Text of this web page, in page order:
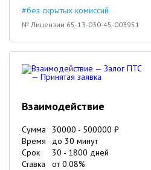
#без скрытых комиссий
№ Лицензии 65-13-030-45-003951
Взаимодействие
Сумма 30000 - 500000 ₽
Время
до 30 минут
Срок
30 - 1800 дней
Ставка
от0.08%